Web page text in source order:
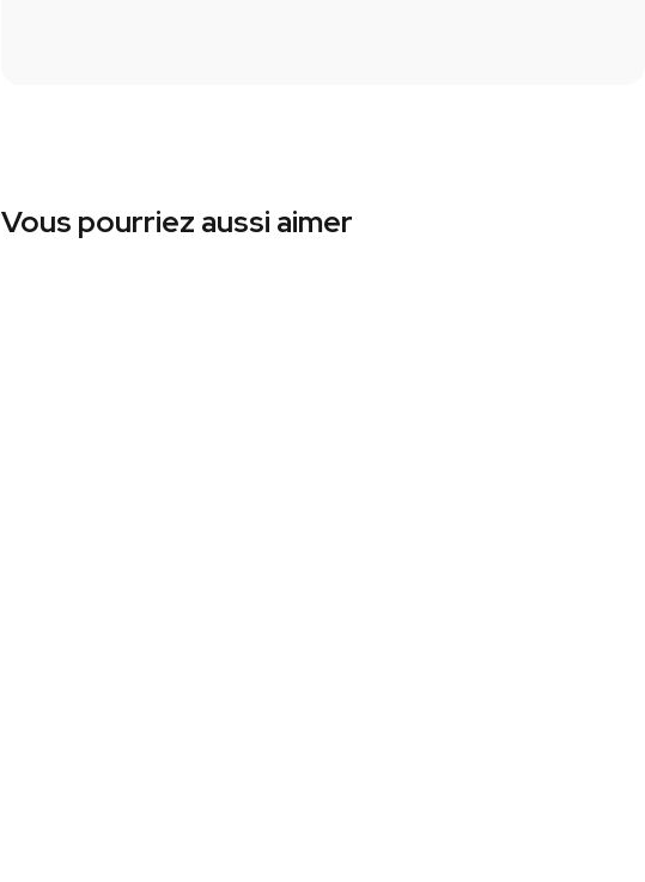
Vous pourriez aussi aimer